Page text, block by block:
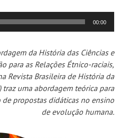
00:00
da História das Ciências e
para as Relações Étnico-raciais,
Revista Brasileira de História da
traz uma abordagem teórica para
propostas didáticas no ensino
de evolução humana.